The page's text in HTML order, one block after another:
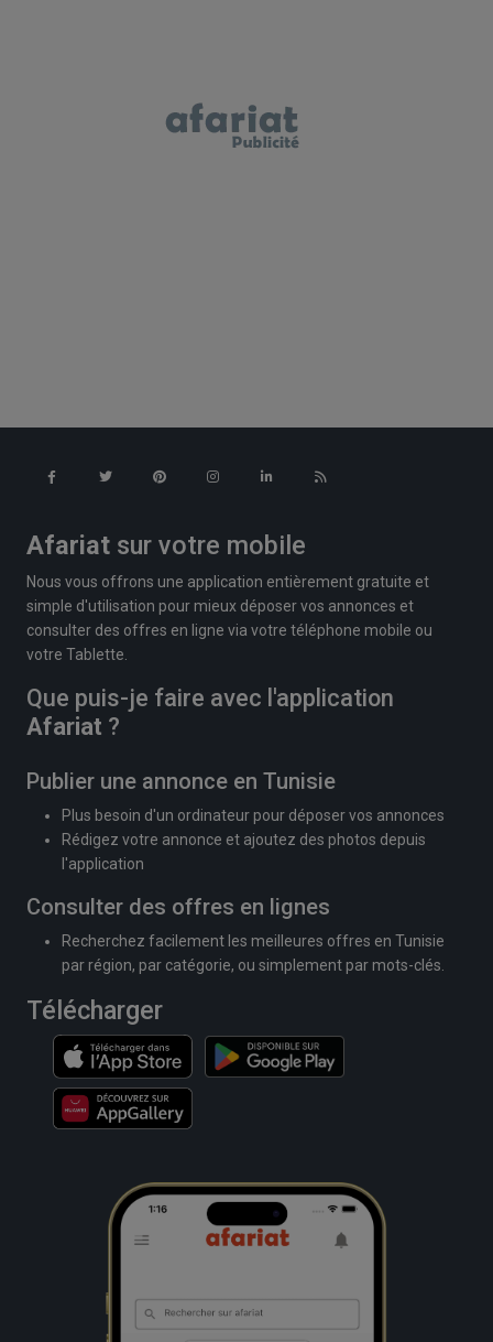
Afariat sur votre mobile
Nous vous offrons une application entièrement gratuite et
simple d'utilisation pour mieux déposer vos annonces et
consulter des offres en ligne via votre téléphone mobile ou
votre Tablette.
Que puis-je faire avec l'application
Afariat ?
Publier une annonce en Tunisie
Plus besoin d'un ordinateur pour déposer vos annonces
Rédigez votre annonce et ajoutez des photos depuis
l'application
Consulter des offres en lignes
Recherchez facilement les meilleures offres en Tunisie
par région, par catégorie, ou simplement par mots-clés.
Télécharger